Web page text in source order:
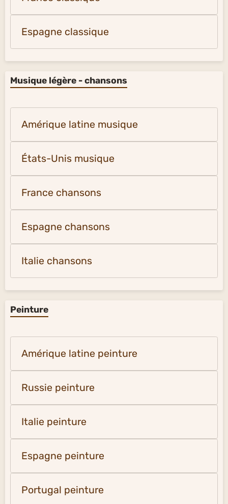
Espagne classique
Musique légère - chansons
Amérique latine musique
États-Unis musique
France chansons
Espagne chansons
Italie chansons
Peinture
Amérique latine peinture
Russie peinture
Italie peinture
Espagne peinture
Portugal peinture